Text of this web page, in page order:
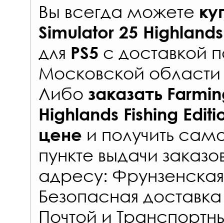
Вы всегда можете
Simulator 25
для PS5 с доставкой
Московской
Либо заказать
Highlands Fishing
цене и получить
пункте выдачи
адресу:
Безопасная
Почтой и